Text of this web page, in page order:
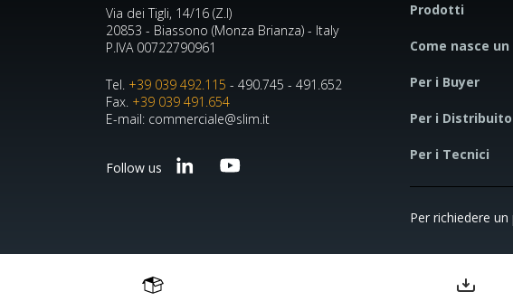
Via dei Tigli, 14/16 (Z.I)
20853 - Biassono (Monza Brianza) - Italy
P.IVA 00722790961
Tel. +39 039 492.115 - 490.745 - 491.652
Fax. +39 039 491.654
E-mail: commerciale@slim.it
Follow us
Prodotti
Come nasce
Per i Buyer
Per i
Per i Tecnici
Per richiedere